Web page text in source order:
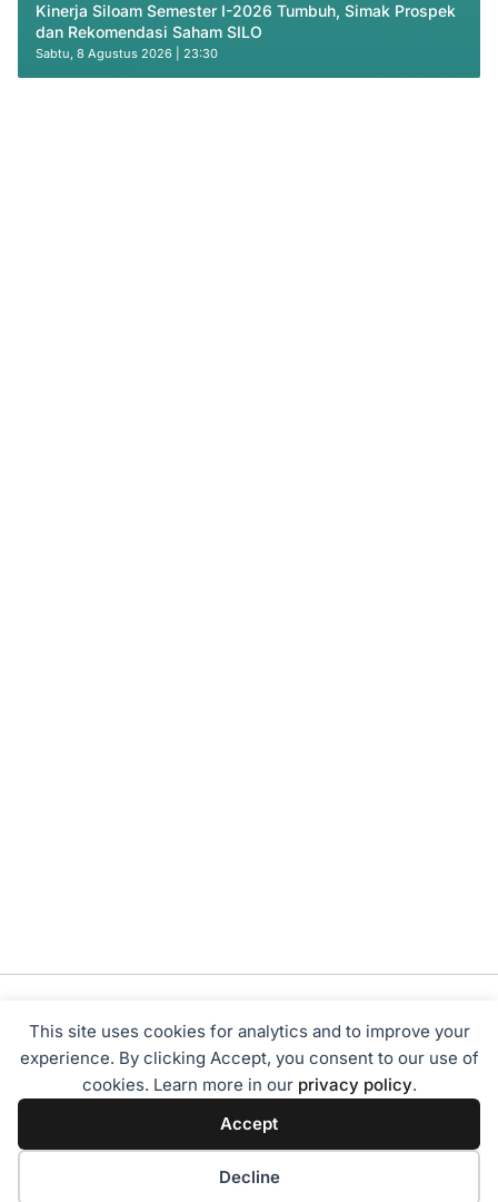
This site uses cookies for analytics and to improve your
experience. By clicking Accept, you consent to our use of
cookies. Learn more in our privacy policy.
Accept
Decline
Kinerja Siloam Semester I-2026 Tumbuh, Simak Prospek
dan Rekomendasi Saham SILO
Sabtu, 8 Agustus 2026 | 23:30
Tentang Kami Redaksi Disclaimer
Privacy Policy
Pedoman Media Siber